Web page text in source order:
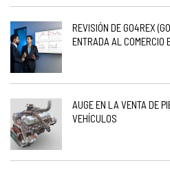
REVISIÓN DE GO4REX
ENTRADA AL COMERCIO
AUGE EN LA VENTA DE
VEHÍCULOS